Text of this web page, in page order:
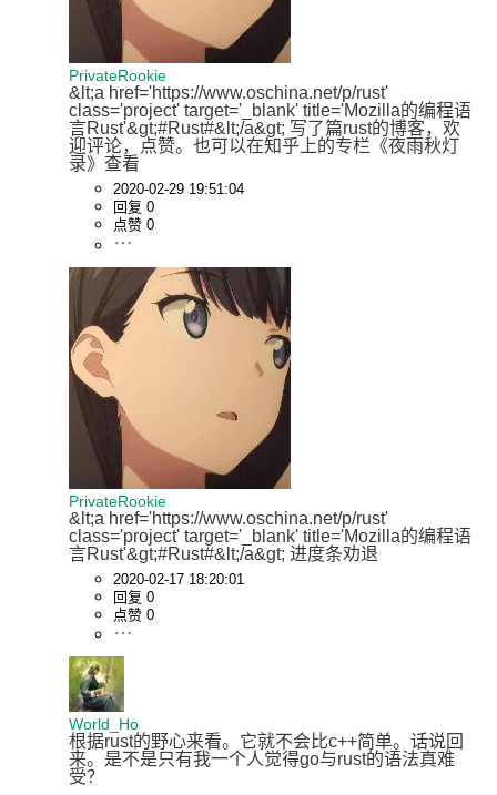
PrivateRookie
&lt;a href='https://www.oschina.net/p/rust'
class='project' target='_blank' title='Mozilla的编程语
言Rust'&gt;#Rust#&lt;/a&gt; 写了篇rust的博客，欢
迎评论，点赞。也可以在知乎上的专栏《夜雨秋灯
录》查看
2020-02-29 19:51:04
回复 0
点赞 0
PrivateRookie
&lt;a href='https://www.oschina.net/p/rust'
class='project' target='_blank' title='Mozilla的编程语
言Rust'&gt;#Rust#&lt;/a&gt; 进度条劝退
2020-02-17 18:20:01
回复 0
点赞 0
World_Ho
根据rust的野心来看。它就不会比c++简单。话说回
来。是不是只有我一个人觉得go与rust的语法真难
受？